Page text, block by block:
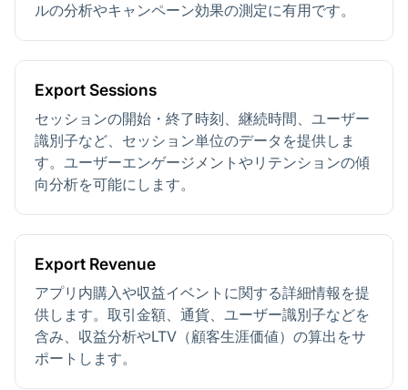
ルの分析やキャンペーン効果の測定に有用です。
Export Sessions
セッションの開始・終了時刻、継続時間、ユーザー
識別子など、セッション単位のデータを提供しま
す。ユーザーエンゲージメントやリテンションの傾
向分析を可能にします。
Export Revenue
アプリ内購入や収益イベントに関する詳細情報を提
供します。取引金額、通貨、ユーザー識別子などを
含み、収益分析やLTV（顧客生涯価値）の算出をサ
ポートします。